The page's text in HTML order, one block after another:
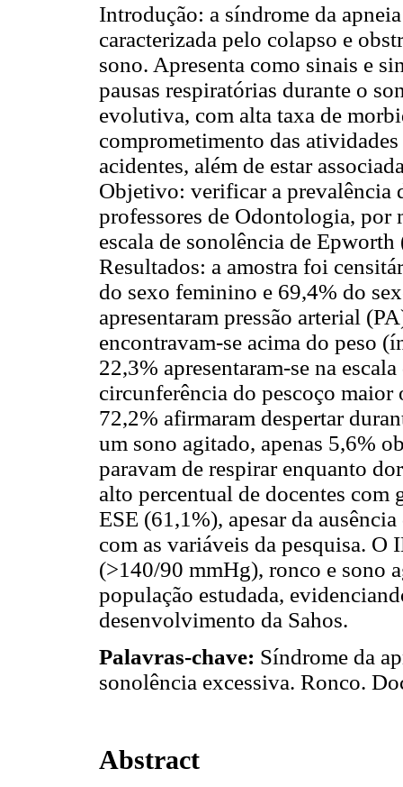
Introdução: a síndrome da
caracterizada pelo colapso e
sono. Apresenta como sinais e
pausas respiratórias durante o
evolutiva, com alta taxa de
comprometimento das
acidentes, além de estar
Objetivo: verificar a prevalência
professores de Odontologia,
escala de sonolência de
Resultados: a amostra foi
do sexo feminino e 69,4% do
apresentaram pressão arterial
encontravam-se acima do peso
22,3% apresentaram-se na
circunferência do pescoço
72,2% afirmaram despertar
um sono agitado, apenas 5,6%
paravam de respirar enquanto
alto percentual de docentes com
ESE (61,1%), apesar da
com as variáveis da pesquisa. O
(>140/90 mmHg), ronco e sono
população estudada,
desenvolvimento da Sahos.
Palavras-chave: Síndrome da
sonolência excessiva. Ronco.
Abstract